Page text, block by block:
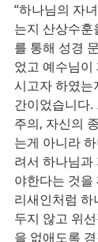
“하나님의 자
는지 산상수훈
를 통해 성경
었고 예수님
시고자 하였는
간이었습니다.
주의, 자신의
는게 아니라
려서 하나님과
야한다는 것
리새인처럼 하
두지 않고 위
을 없애도록